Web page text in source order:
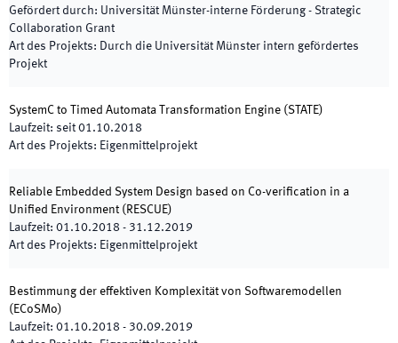
Gefördert durch: Universität Münster-interne Förderung - Strategic
Collaboration Grant
Art des Projekts: Durch die Universität Münster intern gefördertes
Projekt
SystemC to Timed Automata Transformation Engine (STATE)
Laufzeit: seit 01.10.2018
Art des Projekts: Eigenmittelprojekt
Reliable Embedded System Design based on Co-verification in a
Unified Environment ( RESCUE)
Laufzeit: 01.10.2018 - 31.12.2019
Art des Projekts: Eigenmittelprojekt
Bestimmung der effektiven Komplexität von Softwaremodellen
( ECoSMo)
Laufzeit: 01.10.2018 - 30.09.2019